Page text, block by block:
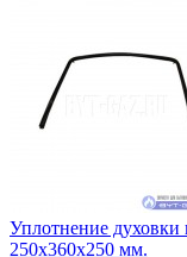
Уплотнение
250х360х250 мм.